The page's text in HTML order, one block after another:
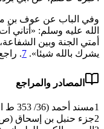
وفي الباب عن عوف بن
الله عليه وسلم:
أمتي الجنة وبين
يشرك بالله شيئا». 7
.
المصادر والمراجع
1مسند أحمد (36/ 353 ط الرسالة)
2جزء حنبل بن إسحاق